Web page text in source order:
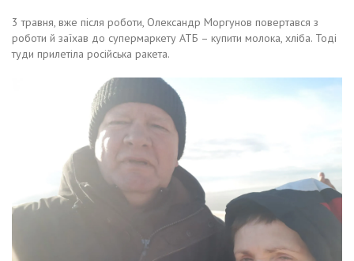
3 травня, вже після роботи, Олександр Моргунов повертався з
роботи й заїхав до супермаркету АТБ – купити молока, хліба. Тоді
туди прилетіла російська ракета.